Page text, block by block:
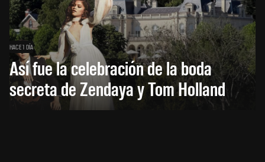
HACE 1 DÍA
Así fue la celebración de la boda
secreta de Zendaya y Tom Holland